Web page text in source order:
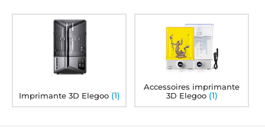
Imprimante 3D Elegoo (1)
Accessoires imprimante
3D Elegoo (1)